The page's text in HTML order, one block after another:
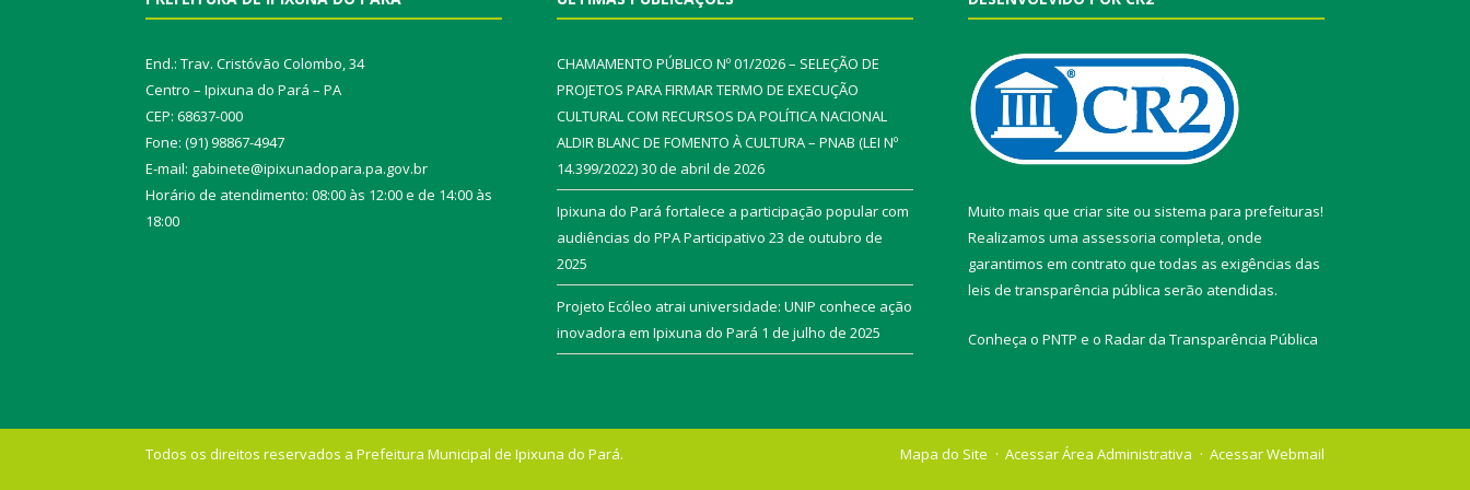
End.: Trav. Cristóvão Colombo, 34
Centro – Ipixuna do Pará – PA
CEP: 68637-000
Fone: (91) 98867-4947
E-mail: gabinete@ipixunadopara.pa.gov.br
Horário de atendimento: 08:00 às 12:00 e de 14:00 às
18:00
CHAMAMENTO PÚBLICO Nº 01/2026 – SELEÇÃO DE
PROJETOS PARA FIRMAR TERMO DE EXECUÇÃO
CULTURAL COM RECURSOS DA POLÍTICA NACIONAL
ALDIR BLANC DE FOMENTO À CULTURA – PNAB (LEI Nº
14.399/2022)30 de abril de 2026
Ipixuna do Pará fortalece a participação popular com
audiências do PPA Participativo 23 de outubro de
2025
Projeto Ecóleo atrai universidade: UNIP conhece ação
inovadora em Ipixuna do Pará 1 de julho de 2025
Muito mais que criar site ou sistema para prefeituras!
Realizamos uma assessoria completa, onde
garantimos em contrato que todas as exigências das
leis de transparência pública serão atendidas.
Conheça o PNTP e o Radar da Transparência Pública
Todos os direitos reservados a Prefeitura Municipal de Ipixuna do Pará. Mapa do Site Acessar Área Administrativa Acessar Webmail